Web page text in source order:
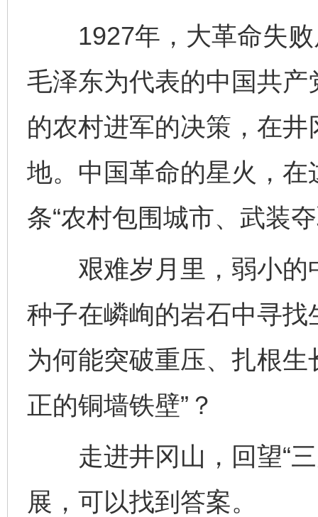
1927年，大革命失败
毛泽东为代表的中国共
的农村进军的决策，在
地。中国革命的星火，
条“农村包围城市、武装
艰难岁月里，弱小的
种子在嶙峋的岩石中寻
为何能突破重压、扎根
正的铜墙铁壁”？
走进井冈山，回望“三
展，可以找到答案。